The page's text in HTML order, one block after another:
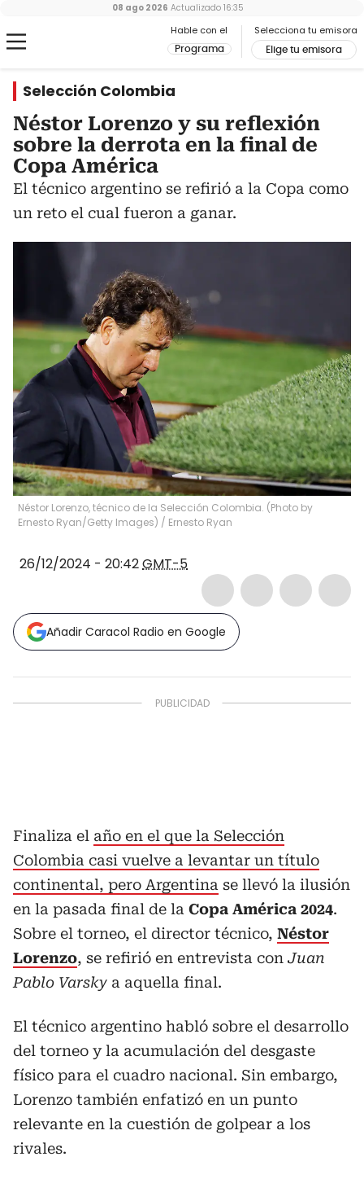
Hable con el
Programa
Selecciona tu emisora
Elige tu emisora
08 ago 2026 Actualizado 16:35
Selección Colombia
Néstor Lorenzo y su reflexión
sobre la derrota en la final de
Copa América
El técnico argentino se refirió a la Copa como
un reto el cual fueron a ganar.
Néstor Lorenzo, técnico de la Selección Colombia. (Photo by
Ernesto Ryan/Getty Images) / Ernesto Ryan
26/12/2024 - 20:42GMT-5
Añadir Caracol Radio en Google
Finaliza el año en el que la Selección
Colombia casi vuelve a levantar un título
continental, pero Argentina se llevó la ilusión
en la pasada final de la Copa América 2024.
Sobre el torneo, el director técnico, Néstor
Lorenzo, se refirió en entrevista conJuan
Pablo Varsky a aquella final.
El técnico argentino habló sobre el desarrollo
del torneo y la acumulación del desgaste
físico para el cuadro nacional. Sin embargo,
Lorenzo también enfatizó en un punto
relevante en la cuestión de golpear a los
rivales.